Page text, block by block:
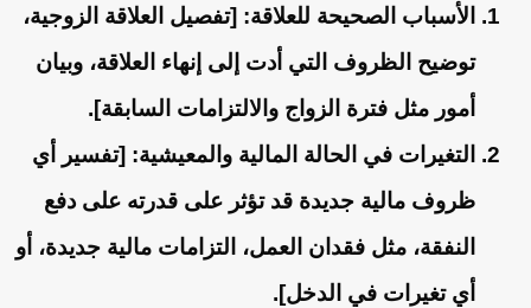
الأسباب الصحيحة للعلاقة: [تفصيل العلاقة الزوجية،
توضيح الظروف التي أدت إلى إنهاء العلاقة، وبيان
أمور مثل فترة الزواج والالتزامات السابقة].
التغيرات في الحالة المالية والمعيشية: [تفسير أي
ظروف مالية جديدة قد تؤثر على قدرته على دفع
النفقة، مثل فقدان العمل، التزامات مالية جديدة، أو
أي تغيرات في الدخل].